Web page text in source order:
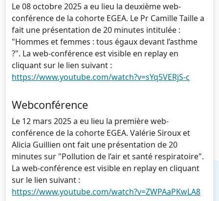
Le 08 octobre 2025 a eu lieu la deuxième web-
conférence de la cohorte EGEA. Le Pr Camille Taille a
fait une présentation de 20 minutes intitulée :
"Hommes et femmes : tous égaux devant l’asthme
?". La web-conférence est visible en replay en
cliquant sur le lien suivant :
https://www.youtube.com/watch?v=sYq5VERjS-c
Webconférence
Le 12 mars 2025 a eu lieu la première web-
conférence de la cohorte EGEA. Valérie Siroux et
Alicia Guillien ont fait une présentation de 20
minutes sur "Pollution de l’air et santé respiratoire".
La web-conférence est visible en replay en cliquant
sur le lien suivant :
https://www.youtube.com/watch?v=ZWPAaPKwLA8